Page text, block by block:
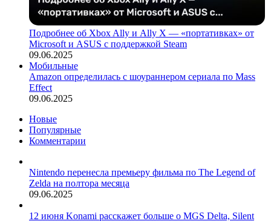
Подробнее об Xbox Ally и Ally X — «портативках» от
Microsoft и ASUS с поддержкой Steam
09.06.2025
Мобильные
Amazon определилась с шоураннером сериала по Mass
Effect
09.06.2025
Новые
Популярные
Комментарии
Nintendo перенесла премьеру фильма по The Legend of
Zelda на полтора месяца
09.06.2025
12 июня Konami расскажет больше о MGS Delta, Silent